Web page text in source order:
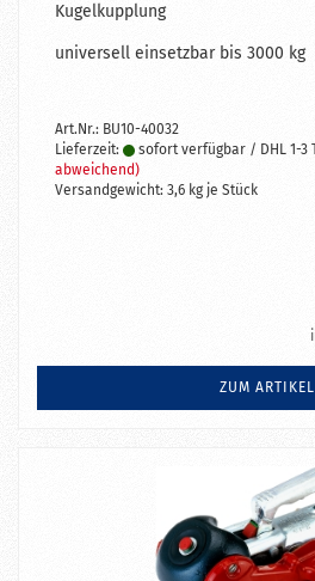
Kugelkupplung
universell einsetzbar bis 3000 kg
Art.Nr.: BU10-40032
Lieferzeit:
sofort verfügbar / DHL 1-3
abweichend)
Versandgewicht: 3,6 kg je Stück
ZUM ARTIKEL